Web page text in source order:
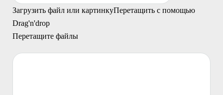
Загрузить файл или картинкуПеретащить с помощью
Drag'n'drop
Перетащите файлы